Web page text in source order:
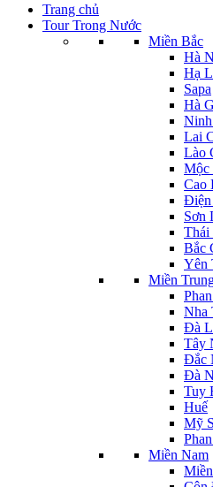
Trang chủ
Tour Trong Nước
Miền Bắc
Hà
Hạ
Sapa
Hà
Lai
Lào
Mộc
Cao
Điện
Sơn
Thái
Bắc
Yên
Miền
Nha
Đà
Tây
Đắc
Đà
Tuy
Huế
Mỹ
Miền Nam